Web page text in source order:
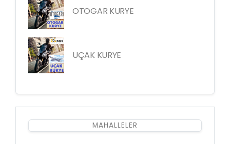
OTOGAR KURYE
UÇAK KURYE
MAHALLELER